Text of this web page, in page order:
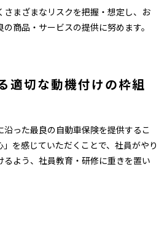
まざまなリスクを把握・想定し、お
商品・サービスの提供に努めます。
適切な動機付けの枠組
った最良の自動車保険を提供するこ
を感じていただくことで、社員がやり
よう、社員教育・研修に重きを置い